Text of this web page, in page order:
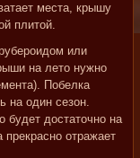
места, крышу
плитой.
или
на лето нужно
Побелка
на один сезон.
будет достаточно на
отражает